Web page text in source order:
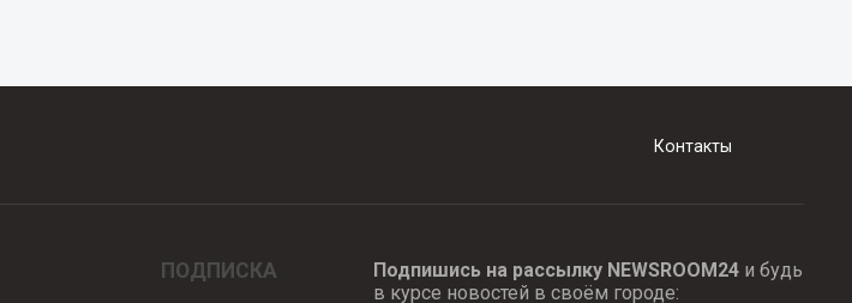
Контакты
ПОДПИСКА Подпишись на рассылку NEWSROOM24и будь
в курсе новостей в своём городе: